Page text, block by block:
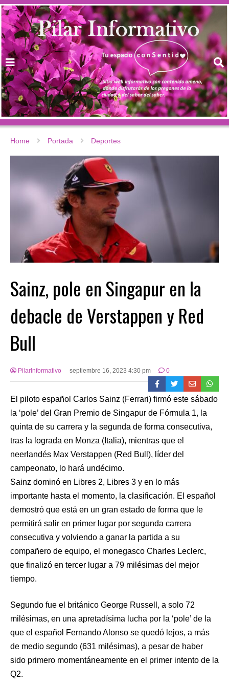
Home Portada Deportes
Sainz, pole en Singapur en la
debacle de Verstappen y Red
Bull
PilarInformativo septiembre 16, 2023 4:30 pm 0
El piloto español Carlos Sainz (Ferrari) firmó este sábado
la ‘pole’ del Gran Premio de Singapur de Fórmula 1, la
quinta de su carrera y la segunda de forma consecutiva,
tras la lograda en Monza (Italia), mientras que el
neerlandés Max Verstappen (Red Bull), líder del
campeonato, lo hará undécimo.
Sainz dominó en Libres 2, Libres 3 y en lo más
importante hasta el momento, la clasificación. El español
demostró que está en un gran estado de forma que le
permitirá salir en primer lugar por segunda carrera
consecutiva y volviendo a ganar la partida a su
compañero de equipo, el monegasco Charles Leclerc,
que finalizó en tercer lugar a 79 milésimas del mejor
tiempo.
Segundo fue el británico George Russell, a solo 72
milésimas, en una apretadísima lucha por la ‘pole’ de la
que el español Fernando Alonso se quedó lejos, a más
de medio segundo (631 milésimas), a pesar de haber
sido primero momentáneamente en el primer intento de la
Q2.